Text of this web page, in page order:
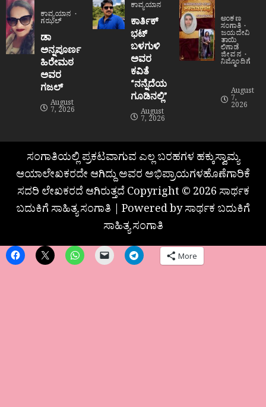
ಕಾವ್ಯಯಾನ
ಗಝಲ್
ಡಾ
ಅನ್ನಪೂರ್ಣ
ಹಿರೇಮಠ
ಅವರ
ಗಜಲ್
August
7, 2026
ಕಾವ್ಯಯಾನ
ಕಾರ್ತಿಕ್
ಭಟ್
ಬಳಗುಳಿ
ಅವರ
ಕವಿತೆ
“ನನ್ನೆದೆಯ
ಗೂಡಿನಲ್ಲಿ”
August
7, 2026
ಅಂಕಣ
ಸಂಗಾತಿ
ಜಯದೇವಿ
ತಾಯಿ
ಲಿಗಾಡೆ
ಜೀವನ
ನಿಮ್ಮೊಂದಿಗೆ
August
7,
2026
ಸಂಗಾತಿಯಲ್ಲಿ ಪ್ರಕಟವಾಗುವ ಎಲ್ಲ ಬರಹಗಳ ಹಕ್ಕುಸ್ವಾಮ್ಯ
ಆಯಾಲೇಖಕರದೇ ಆಗಿದ್ದು ಅವರ ಅಭಿಪ್ರಾಯಗಳಹೊಣೆಗಾರಿಕೆ
ಸದರಿ ಲೇಖಕರದೆ ಆಗಿರುತ್ತದೆ Copyright © 2026 ಸಾರ್ಥಕ
ಬದುಕಿಗೆ ಸಾಹಿತ್ಯ ಸಂಗಾತಿ | Powered by ಸಾರ್ಥಕ ಬದುಕಿಗೆ
ಸಾಹಿತ್ಯ ಸಂಗಾತಿ
More